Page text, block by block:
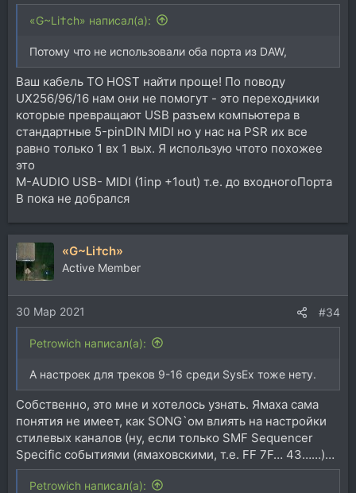
«G~Li†ch» написал(а):
Потому что не использовали оба порта из DAW,
Ваш кабель TO HOST найти проще! По поводу
UX256/96/16 нам они не помогут - это переходники
которые превращают USB разъем компьютера в
стандартные 5-pinDIN MIDI но у нас на PSR их все
равно только 1 вх 1 вых. Я использую чтото похожее
это
M-AUDIO USB- MIDI (1inp +1out) т.е. до входногоПорта
B пока не добрался
«G~Li†ch»
Active Member
30 Мар 2021 #34
Petrowich написал(а):
А настроек для треков 9-16 среди SysEx тоже нету.
Собственно, это мне и хотелось узнать. Ямаха сама
понятия не имеет, как SONG`ом влиять на настройки
стилевых каналов (ну, если только SMF Sequencer
Specific событиями (ямаховскими, т.е. FF 7F… 43……)…
Petrowich написал(а):